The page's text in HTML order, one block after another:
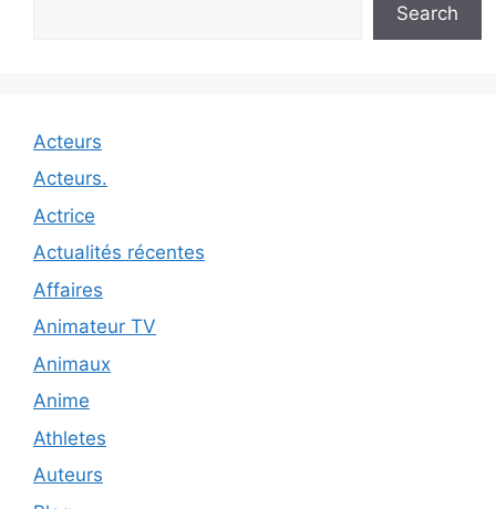
Search
Acteurs
Acteurs.
Actrice
Actualités récentes
Affaires
Animateur TV
Animaux
Anime
Athletes
Auteurs